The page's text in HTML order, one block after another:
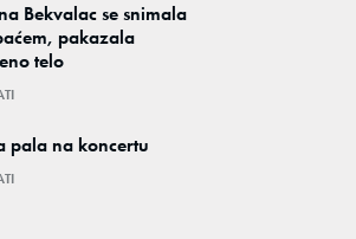
Bekvalac se snimala
pakazala
telo
pala na koncertu